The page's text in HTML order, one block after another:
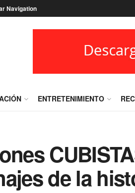
Navigation
ENTRETENIMIENTO
de la